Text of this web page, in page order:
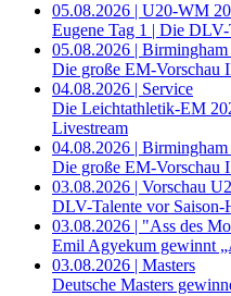
05.08.2026 | U20-WM
Eugene Tag 1 | Die
05.08.2026 |
Die große EM-Vorschau
04.08.2026 | Service
Die Leichtathletik-EM
Livestream
04.08.2026 |
Die große EM-Vorschau
03.08.2026 | Vorschau
DLV-Talente vor Saison-
03.08.2026 | "Ass des
Emil Agyekum gewinnt
03.08.2026 | Masters
Deutsche Masters